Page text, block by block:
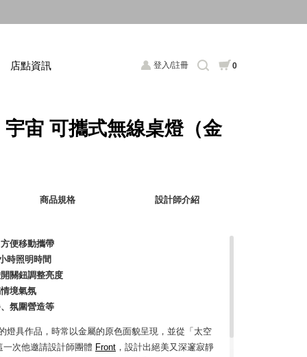
登入/註冊 0
店點資訊
宙 可攜式無線桌燈（金
商品規格 設計師介紹
便移動攜帶
時照明時間
關鈕調整亮度
境氣氛
氛圍營造等
燈具作品，時常以金屬的原色面貌呈現，並從「太空
次他邀請設計師團體 Front，設計出絕美又深邃寂靜